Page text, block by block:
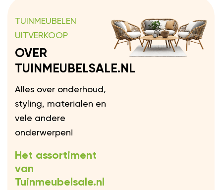
TUINMEUBELEN
UITVERKOOP
OVER
TUINMEUBELSALE.NL
Alles over onderhoud,
styling, materialen en
vele andere
onderwerpen!
Het assortiment
van
Tuinmeubelsale.nl